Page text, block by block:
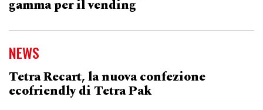
gamma per il vending
NEWS
Tetra Recart, la nuova confezione
ecofriendly di Tetra Pak